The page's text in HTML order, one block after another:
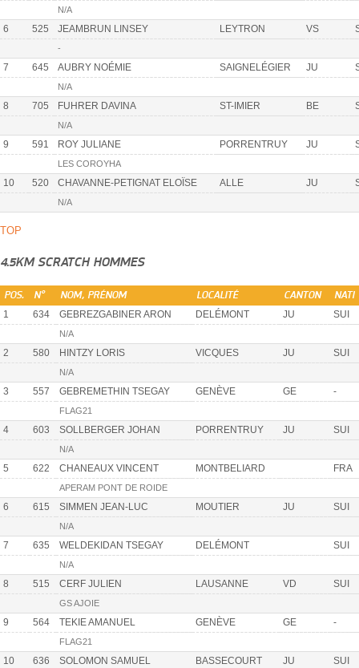
N/A
6 525 JEAMBRUN LINSEY LEYTRON VS
-
7 645 AUBRY NOÉMIE SAIGNELÉGIER JU
N/A
8 705 FUHRER DAVINA ST-IMIER BE
N/A
9 591 ROY JULIANE PORRENTRUY JU
LES COROYHA
10 520 CHAVANNE-PETIGNAT ELOÏSE ALLE JU
N/A
TOP
4.5KM SCRATCH HOMMES
POS. N° NOM, PRÉNOM LOCALITÉ CANTON NATI
1 634 GEBREZGABINER ARON DELÉMONT JU SUI
N/A
2 580 HINTZY LORIS VICQUES JU SUI
N/A
3 557 GEBREMETHIN TSEGAY GENÈVE GE -
FLAG21
4 603 SOLLBERGER JOHAN PORRENTRUY JU SUI
N/A
5 622 CHANEAUX VINCENT MONTBELIARD FRA
APERAM PONT DE ROIDE
6 615 SIMMEN JEAN-LUC MOUTIER JU SUI
N/A
7 635 WELDEKIDAN TSEGAY DELÉMONT SUI
N/A
8 515 CERF JULIEN LAUSANNE VD SUI
GS AJOIE
9 564 TEKIE AMANUEL GENÈVE GE -
FLAG21
10 636 SOLOMON SAMUEL BASSECOURT JU SUI